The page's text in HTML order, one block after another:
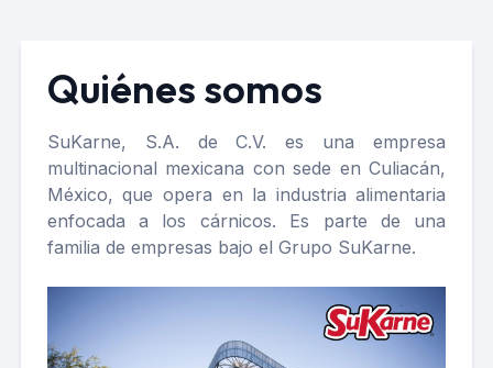
Quiénes somos
SuKarne, S.A. de C.V. es una empresa
multinacional mexicana con sede en Culiacán,
México, que opera en la industria alimentaria
enfocada a los cárnicos. Es parte de una
familia de empresas bajo el Grupo SuKarne.